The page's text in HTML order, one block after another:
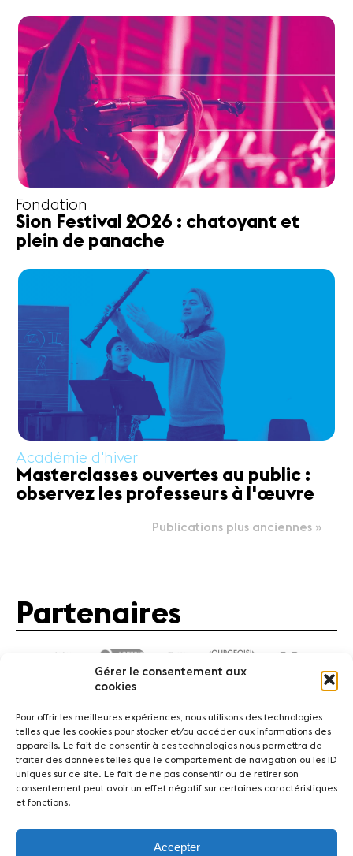
Gérer le consentement aux
cookies
Pour offrir les meilleures expériences, nous utilisons des technologies
telles que les cookies pour stocker et/ou accéder aux informations des
appareils. Le fait de consentir à ces technologies nous permettra de
traiter des données telles que le comportement de navigation ou les ID
uniques sur ce site. Le fait de ne pas consentir ou de retirer son
consentement peut avoir un effet négatif sur certaines caractéristiques
et fonctions.
Accepter
Fondation
Sion Festival 2026 : chatoyant et
plein de panache
Académie d'hiver
Masterclasses ouvertes au public :
observez les professeurs à l'œuvre
Publications plus anciennes »
Partenaires
ActualitésConcerts Bénévoles Médiation
Mentions légalesContact